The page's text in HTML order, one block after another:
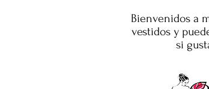
Bienvenidos a
vestidos y
si